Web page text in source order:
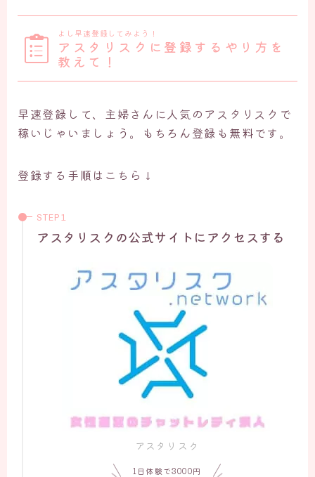
よし早速登録してみよう！
アスタリスクに登録するやり方を
教えて！
早速登録して、主婦さんに人気のアスタリスクで
稼いじゃいましょう。もちろん登録も無料です。
登録する手順はこちら↓
アスタリスクの公式サイトにアクセスする
アスタリスク
1日体験で3000円